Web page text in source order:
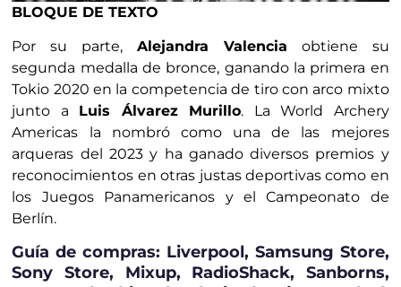
BLOQUE DE TEXTO
Por su parte, Alejandra Valencia obtiene su
segunda medalla de bronce, ganando la primera en
Tokio 2020 en la competencia de tiro con arco mixto
junto a Luis Álvarez Murillo. La World Archery
Americas la nombró como una de las mejores
arqueras del 2023 y ha ganado diversos premios y
reconocimientos en otras justas deportivas como en
los Juegos Panamericanos y el Campeonato de
Berlín.
Guía de compras: Liverpool, Samsung Store,
Sony Store, Mixup, RadioShack, Sanborns,